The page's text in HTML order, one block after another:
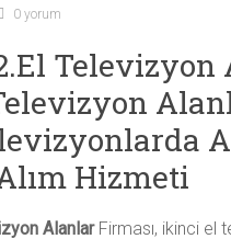
0 yorum
Televizyon
Hizmeti
AlanlarFirması, ikinci el